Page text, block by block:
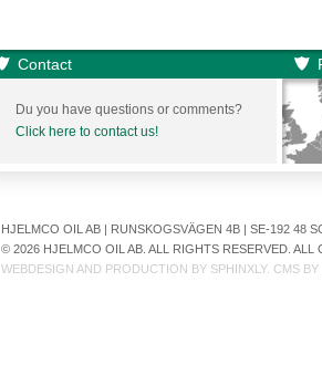
Contact
Du you have questions or comments?
Click here to contact us!
HJELMCO OIL AB | RUNSKOGSVÄGEN 4B | SE-192 48
© 2026 HJELMCO OIL AB. ALL RIGHTS RESERVED.
WEBDESIGN AND PRODUCTION BY SPHINXLY. CMS BY